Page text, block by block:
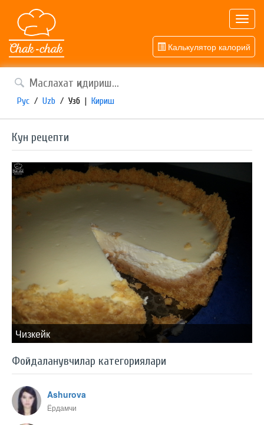
Калькулятор калорий
Рус / Uzb / Узб | Кириш
Кун рецепти
Чизкейк
Фойдаланувчилар категориялари
Ashurova
Ёрдамчи